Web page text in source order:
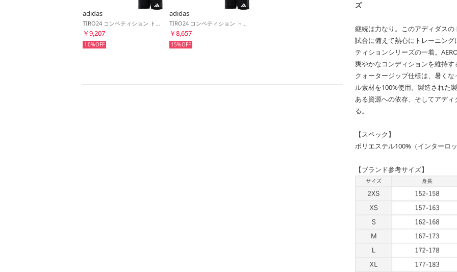
adidas
￥9,207
10%
adidas
￥8,657
15%
ズ
継続は力なり。このアディダス
試合に備えて熱心にトレーニン
ティションシリーズの一着。
爽やかなコンディションを維持
クォータージップ仕様は、暑く
ル素材を100%使用。製造された
ある資源への依存、そしてアデ
る。
【スペック】
ポリエステル100%（インターロ
【ブランド参考サイズ】